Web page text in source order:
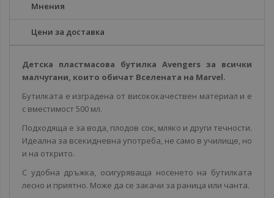
Мнения
Цени за доставка
Детска пластмасова бутилка Avengers за всички
малчугани, които обичат Вселената на Marvel.
Бутилката е изградена от висококачествен материал и е
с вместимост 500 мл.
Подходяща е за вода, плодов сок, мляко и други течности.
Идеална за всекидневна употреба, не само в училище, но
и на открито.
С удобна дръжка, осигуряваща носенето на бутилката
лесно и приятно. Може да се закачи за раница или чанта.